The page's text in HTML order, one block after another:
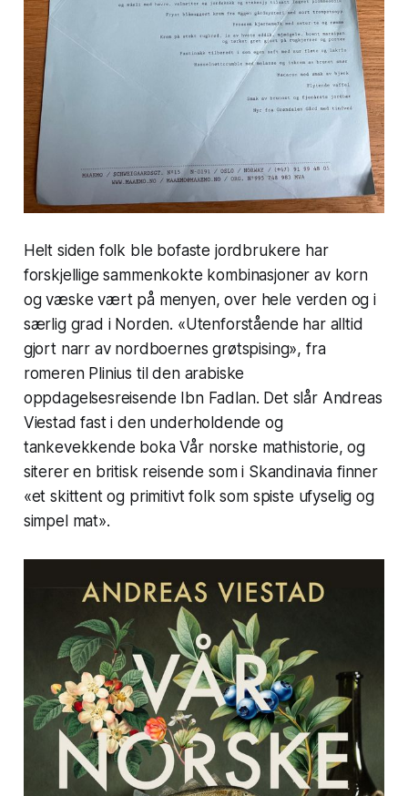
Helt siden folk ble bofaste jordbrukere har
forskjellige sammenkokte kombinasjoner av korn
og væske vært på menyen, over hele verden og i
særlig grad i Norden. «Utenforstående har alltid
gjort narr av nordboernes grøtspising», fra
romeren Plinius til den arabiske
oppdagelsesreisende Ibn Fadlan. Det slår Andreas
Viestad fast i den underholdende og
tankevekkende bokaVår norske mathistorie, og
siterer en britisk reisende som i Skandinavia finner
«et skittent og primitivt folk som spiste ufyselig og
simpel mat».